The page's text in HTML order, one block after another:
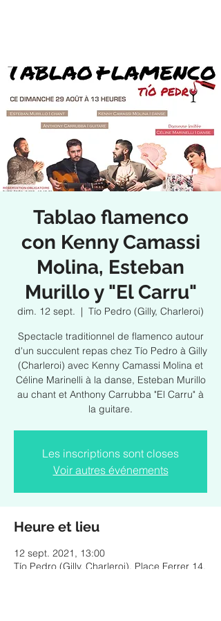
Tablao flamenco
con Kenny Camassi
Molina, Esteban
Murillo y "El Carru"
dim. 12 sept.
  |
Tío Pedro (Gilly, Charleroi)
Spectacle traditionnel de flamenco autour
d'un succulent repas chez Tío Pedro à Gilly
(Charleroi) avec Kenny Camassi Molina et
Céline Marinelli à la danse, Esteban Murillo
au chant et Anthony Carrubba "El Carru" à
la guitare.
Les inscriptions sont closes
Voir autres événements
Heure et lieu
12 sept. 2021, 13:00
Tío Pedro (Gilly, Charleroi), Place Ferrer 14,